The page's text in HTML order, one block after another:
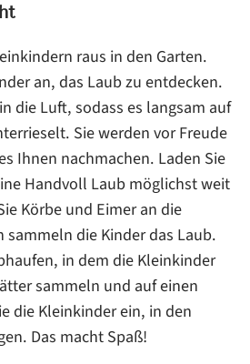
raus in den Garten.
an, das Laub zu entdecken.
die Luft, sodass es langsam auf
Sie werden vor Freude
Ihnen nachmachen. Laden Sie
Handvoll Laub möglichst weit
Körbe und Eimer an die
sammeln die Kinder das Laub.
in dem die Kleinkinder
sammeln und auf einen
die Kleinkinder ein, in den
Das macht Spaß!